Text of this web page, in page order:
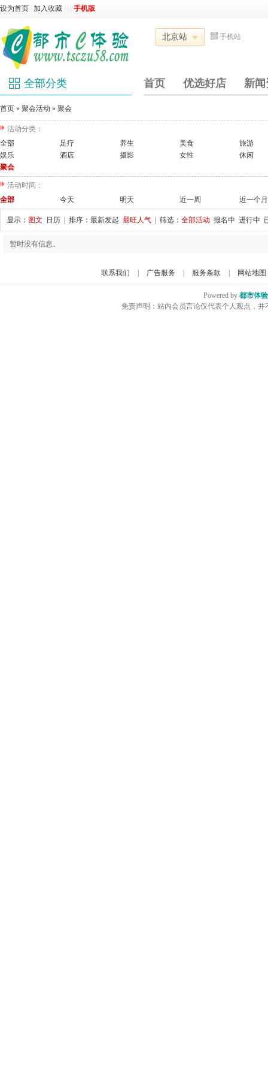
设为首页 加入收藏 手机版
北京站 手机站
全部分类 首页 优选好店 新闻
首页 » 聚会活动 » 聚会
活动分类：
全部
足疗 养生 美食
旅游
娱乐
酒店 摄影 女性
休闲
聚会
活动时间：
全部
今天 明天 近一周 近一个月
显示： 图文 日历 | 排序： 最新发起 最旺人气 | 筛选： 全部活动 报名中 进行中
暂时没有信息。
联系我们 广告服务 服务条款 网站地图
Powered by 都市体
免责声明：站内会员言论仅代表个人观点，